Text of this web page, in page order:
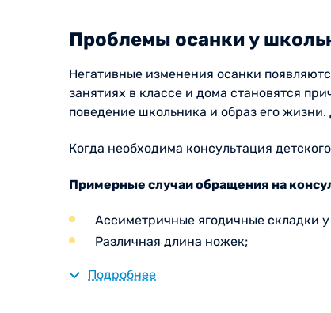
Проблемы осанки у
Негативные изменения осанки
занятиях в классе и дома становятся
поведение школьника и образ его
Когда необходима консультация
Примерные случаи обращения на
Ассиметричные ягодичные складки
Различная длина ножек;
Ребенок опирается не на всю стопу,
Подробнее